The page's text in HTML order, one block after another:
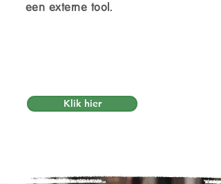
een externe tool.
Klik hier